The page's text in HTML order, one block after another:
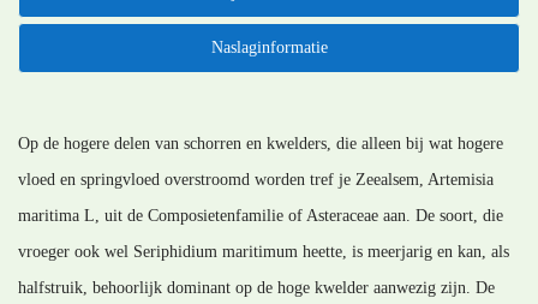
Naslaginformatie
Op de hogere delen van schorren en kwelders, die alleen bij wat hogere
vloed en springvloed overstroomd worden tref je Zeealsem, Artemisia
maritima L, uit de Composietenfamilie of Asteraceae aan. De soort, die
vroeger ook wel Seriphidium maritimum heette, is meerjarig en kan, als
halfstruik, behoorlijk dominant op de hoge kwelder aanwezig zijn. De